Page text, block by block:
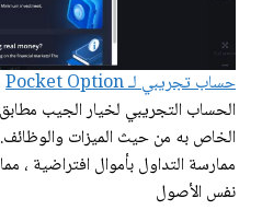
حساب تجريبي لـ Pocket Option
الحساب التجريبي لخيار الجيب
الخاص به من حيث الميزات والوظائف.
ممارسة التداول بأموال افتراضية ،
نفس الأصول